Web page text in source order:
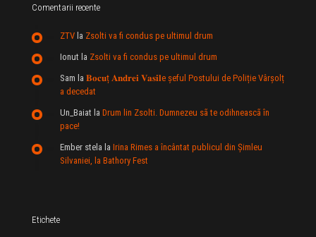
Comentarii recente
ZTV la Zsolti va fi condus pe ultimul drum
Ionut la Zsolti va fi condus pe ultimul drum
Sam la 𝐁𝐨𝐜𝐮ț 𝐀𝐧𝐝𝐫𝐞𝐢 𝐕𝐚𝐬𝐢𝐥e şeful Postului de Poliție Vârșolț
a decedat
Un_Baiat la Drum lin Zsolti. Dumnezeu sã te odihneascã în
pace!
Ember stela la Irina Rimes a încântat publicul din Şimleu
Silvaniei, la Bathory Fest
Etichete